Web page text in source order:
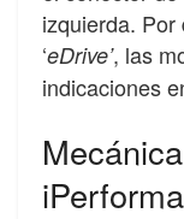
izquierda.
‘eDrive’, las
indicaciones